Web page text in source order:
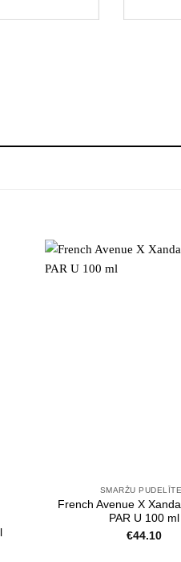
SMARŽU
French Avenue X
PAR U 100 ml
€44.10